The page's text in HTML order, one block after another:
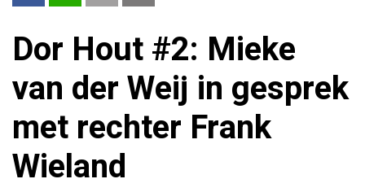
Dor Hout #2: Mieke
van der Weij in gesprek
met rechter Frank
Wieland